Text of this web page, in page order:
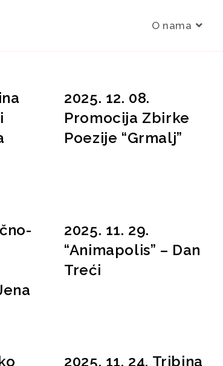
O nama
2025. 12. 08.
Promocija Zbirke
Poezije “Grmalj”
2025. 11. 29.
“Animapolis” – Dan
Treći
2025. 11. 24. Tribina